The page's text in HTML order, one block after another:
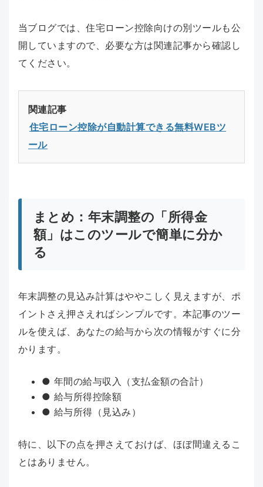
当ブログでは、住宅ローン控除向けの別ツールも公
開していますので、必要な方は関連記事から確認し
てください。
関連記事
住宅ローン控除が自動計算できる無料WEBツ
ール
まとめ：年末調整の「所得金
額」はこのツールで簡単に分か
る
年末調整の見込み計算はややこしく見えますが、ポ
イントさえ押さえればシンプルです。本記事のツー
ルを使えば、あなたの給与から次の情報がすぐに分
かります。
● 年間の給与収入（支払金額の合計）
● 給与所得控除額
● 給与所得（見込み）
特に、以下の点を押さえておけば、ほぼ間違えるこ
とはありません。